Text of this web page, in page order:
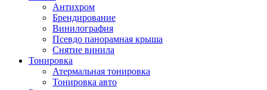
Антихром
Брендирование
Винилография
Псевдо панорамная крыша
Снятие винила
Тонировка
Атермальная тонировка
Тонировка авто